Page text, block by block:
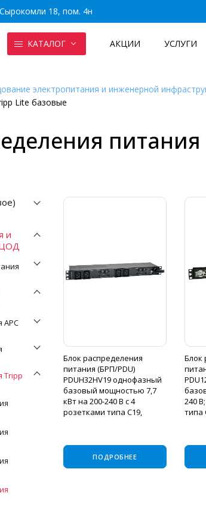
18, пом. 4н
КАТАЛОГ АКЦИИ УСЛУГИ
электропитания и инженерной
Lite базовые
и
ЦОД
APC
Tripp
Блок распределения
питания (БРП/PDU)
PDUH32HV19 однофазный
базовый мощностью 7,7
кВт на 200-240 В с 4
розетками типа C19,
шнуром длиной 3,6 м, мо
ПОДРОБНЕЕ
Блок
240
типа